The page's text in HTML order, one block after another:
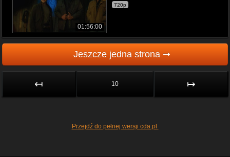
01:56:00
720p
Jeszcze jedna strona ➞
↤ 10 ↦
Przejdź do pełnej wersji cda.pl